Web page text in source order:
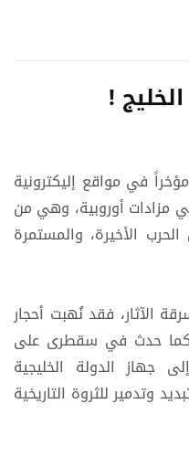
!
في مواقع إليكترونية
مزادات أوروبية، وهي من
الأخيرة، والمستمرة
الآثار، فقد نُهبت أحجار
كما حدث في سقطرى على
جهاز الدولة الخليجية
وتدمير للثروة التاريخية